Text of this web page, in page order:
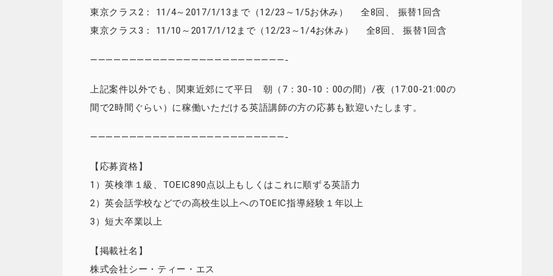
東京クラス2： 11/4～2017/1/13まで（12/23～1/5お休み） 全8回、 振替1回含
東京クラス3： 11/10～2017/1/12まで（12/23～1/4お休み） 全8回、 振替1回含
—————————————————————————-
上記案件以外でも、関東近郊にて平日 朝（7：30-10：00の間）/夜（17:00-21:00の
間で2時間ぐらい）に稼働いただける英語講師の方の応募も歓迎いたします。
—————————————————————————-
【応募資格】
1）英検準１級、TOEIC890点以上もしくはこれに順ずる英語力
2）英会話学校などでの高校生以上へのTOEIC指導経験１年以上
3）短大卒業以上
【掲載社名】
株式会社シー・ティー・エス